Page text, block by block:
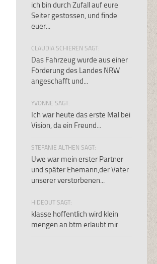
ich bin durch Zufall auf eure
Seiter gestossen, und finde
euer...
CLAUDIA SCHIEREN SAGT:
Das Fahrzeug wurde aus einer
Förderung des Landes NRW
angeschafft und...
YVONNE SAGT:
Ich war heute das erste Mal bei
Vision, da ein Freund...
STEFANIE ALTHEN SAGT:
Uwe war mein erster Partner
und später Ehemann,der Vater
unserer verstorbenen...
HIDEOUT SAGT:
klasse hoffentlich wird klein
mengen an btm erlaubt mir